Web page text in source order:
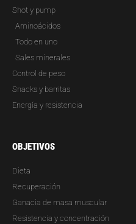
Shot y pump
Aminoácidos
Todo en uno
Sales minerales
Control de peso
Snacks y barritas
Energía y resistencia
OBJETIVOS
Dieta
Recuperación
Ganacia de masa muscular
Resistencia y concentración